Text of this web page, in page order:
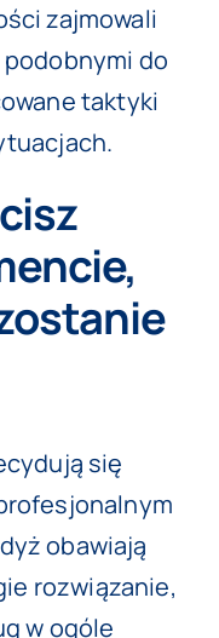
zajmowali
do
taktyki
się
obawiają
rozwiązanie,
w ogóle